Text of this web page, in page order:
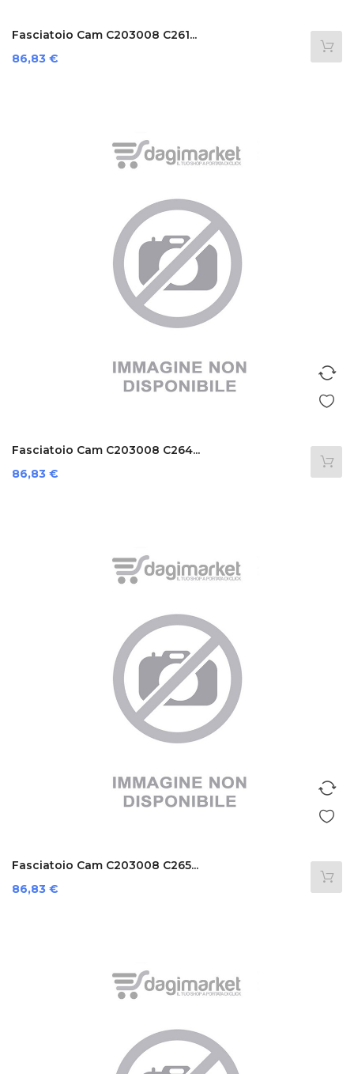
Fasciatoio Cam C203008 C261...
Prezzo
86,83 €
Fasciatoio Cam C203008 C264...
Prezzo
86,83 €
Fasciatoio Cam C203008 C265...
Prezzo
86,83 €